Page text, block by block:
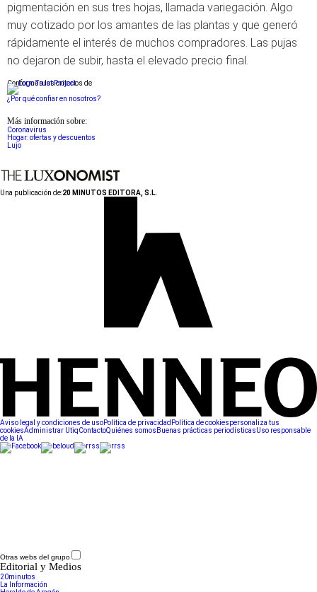
pigmentación en sus tres hojas, llamada variegación. Algo
muy cotizado por los amantes de las plantas y que generó
rápidamente el interés de muchos compradores. Las pujas
no dejaron de subir, hasta el elevado precio final.
Conforme a los criterios de
¿Por qué confiar en nosotros?
Más información sobre:
Coronavirus
Hogar: ofertas y descuentos
Lujo
Una publicación de:20 MINUTOS EDITORA, S.L.
Aviso legal y condiciones de usoPolítica de privacidad Política de cookiespersonaliza tus
cookiesAdministrar UtiqContactoQuiénes somos Buenas prácticas periodísticasUso responsable
de la IA
Otras webs del grupo
Editorial y Medios
20minutos
La Información